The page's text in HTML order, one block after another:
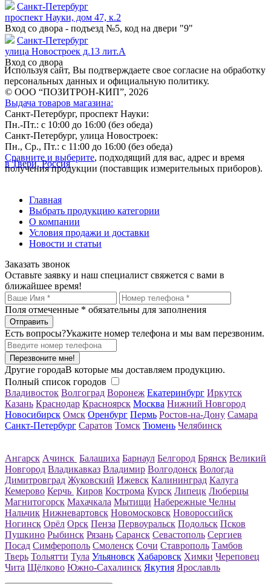
Санкт-Петербург
проспект Науки, дом 47, к.2
Вход со двора - подъезд №5, код на двери "9"
Санкт-Петербург
улица Новостроек д.13 лит.А
Вход со двора
Используя сайт, Вы подтверждаете свое согласие на обработку
персональных данных и официальную политику.
© ООО “ПОЗИТРОН-КИП”, 2026
Выдача товаров магазина:
Санкт-Петербург, проспект Науки:
Пн.-Пт.: с 10:00 до 16:00 (без обеда)
Санкт-Петербург, улица Новостроек:
Пн., Ср., Пт.: с 11:00 до 16:00 (без обеда)
Сравните и выберите, подходящий для вас, адрес и время
получения продукции (поставщик измерительных приборов).
в Твери, Россия
Главная
Выбрать продукцию категории
О компании
Условия продажи и доставки
Новости и статьи
Заказать звонок
Оставьте заявку и наш специалист свяжется с вами в
ближайшее время!
Поля отмеченные * обязательны для заполнения
Есть вопросы?Укажите номер телефона и мы вам перезвоним.
Перезвоните мне!
Другие городаВ которые мы доставляем продукцию.
Полный список городов
Владивосток Волгоград Воронеж Екатеринбург Иркутск
Казань Краснодар Красноярск Москва Нижний Новгород
Новосибирск Омск Оренбург Пермь Ростов-на-Дону Самара
Санкт-Петербург Саратов Томск Тюмень Челябинск
Ангарск Ачинск Балашиха Барнаул Белгород Брянск Великий
Новгород Владикавказ Владимир Волгодонск Вологда
Димитровград Жуковский Ижевск Калининград Калуга
Кемерово Керчь Киров Кострома Курск Липецк Люберцы
Магнитогорск Махачкала Мытищи Набережные Челны
Нальчик Нижневартовск Новомосковск Новороссийск
Ногинск Орёл Орск Пенза Первоуральск Подольск Псков
Пушкино Рыбинск Рязань Саранск Севастополь Сергиев
Посад Симферополь Смоленск Сочи Ставрополь Тамбов
Тверь Тольятти Тула Ульяновск Хабаровск Химки Череповец
Чита Щёлково Южно-Сахалинск Якутия Ярославль